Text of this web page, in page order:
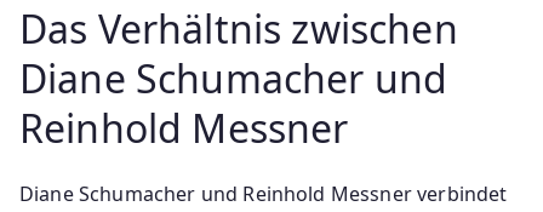
Das Verhältnis zwischen
Diane Schumacher und
Reinhold Messner
Diane Schumacher und Reinhold Messner verbindet